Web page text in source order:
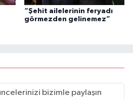
“Şehit ailelerinin feryadı
görmezden gelinemez”